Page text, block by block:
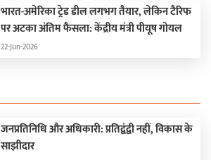
भारत-अमेरिका ट्रेड डील लगभग तैयार, लेकिन टैरिफ
पर अटका अंतिम फैसला: केंद्रीय मंत्री पीयूष गोयल
22-Jun-2026
जनप्रतिनिधि और अधिकारी: प्रतिद्वंद्वी नहीं, विकास के
साझीदार